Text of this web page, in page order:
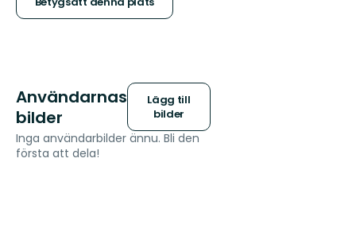
Användarnas
bilder
Lägg till
bilder
Inga användarbilder ännu. Bli den
första att dela!